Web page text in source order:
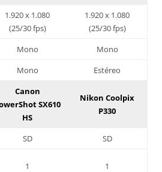
1.920 x 1.080
(25/30 fps)
1.920 x 1.080
(25/30 fps)
Mono
Mono
Mono Estéreo
Canon
SX610
HS
Nikon Coolpix
P330
SD
SD
1 1